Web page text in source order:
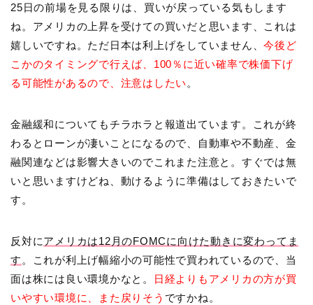
25日の前場を見る限りは、買いが戻っている気もします
ね。アメリカの上昇を受けての買いだと思います、これは
嬉しいですね。ただ日本は利上げをしていません、今後ど
こかのタイミングで行えば、100％に近い確率で株価下げ
る可能性があるので、注意はしたい 。
金融緩和についてもチラホラと報道出ています。これが終
わるとローンが凄いことになるので、自動車や不動産、金
融関連などは影響大きいのでこれまた注意と。すぐでは無
いと思いますけどね、動けるように準備はしておきたいで
す。
反対にアメリカは12月のFOMCに向けた動きに変わってま
す 。これが利上げ幅縮小の可能性で買われているので、当
面は株には良い環境かなと。
日経よりもアメリカの方が買
いやすい環境に、また戻りそう ですかね。